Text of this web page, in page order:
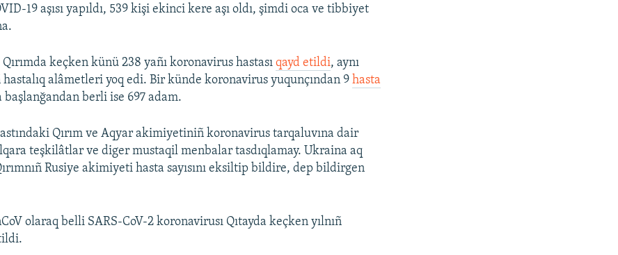
19 aşısı yapıldı, 539 kişi ekinci kere aşı oldı, şimdi oca ve tibbiyet
keçken künü 238 yañı koronavirus hastasıqayd etildi, aynı
hastalıq alâmetleri yoq edi. Bir künde koronavirus yuqunçından 9hasta
berli ise 697 adam.
Qırım ve Aqyar akimiyetiniñ koronavirus tarqaluvına dair
teşkilâtlar ve diger mustaqil menbalar tasdıqlamay. Ukraina aq
Rusiye akimiyeti hasta sayısını eksiltip bildire, dep bildirgen
olaraq belli SARS-CoV-2 koronavirusı Qıtayda keçken yılnıñ